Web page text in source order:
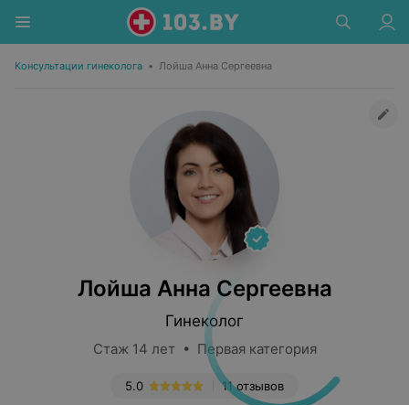
Консультации гинеколога • Лойша Анна Сергеевна
Лойша Анна Сергеевна
Гинеколог
Стаж 14 лет • Первая категория
11 отзывов
5.0